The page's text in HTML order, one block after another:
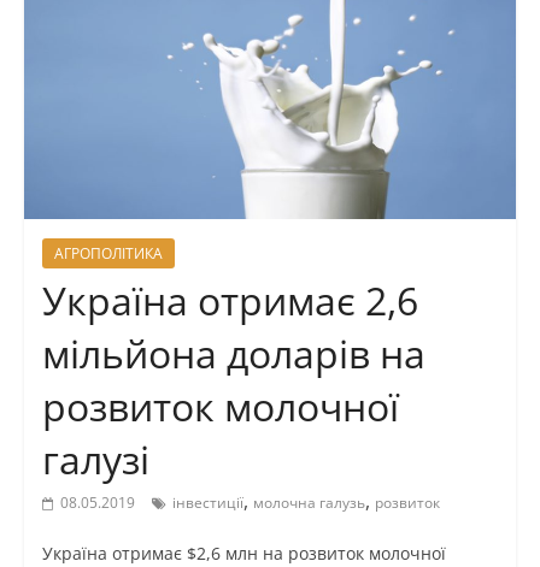
АГРОПОЛІТИКА
Україна отримає 2,6
мільйона доларів на
розвиток молочної
галузі
08.05.2019 інвестиції, молочна галузь, розвиток
Україна отримає $2,6 млн на розвиток молочної